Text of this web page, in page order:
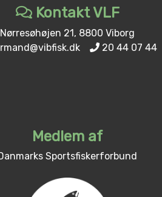
Kontakt VLF
Nørresøhøjen 21, 8800 Viborg
20 44 07 44
Medlem af
Sportsfiskerforbund